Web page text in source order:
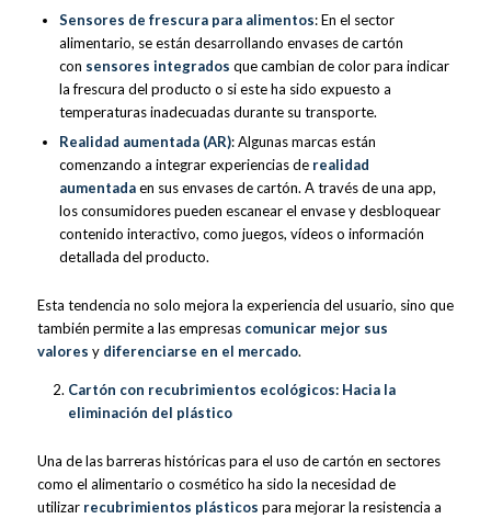
Sensores de frescura para alimentos: En el sector
alimentario, se están desarrollando envases de cartón
con sensores integrados que cambian de color para indicar
la frescura del producto o si este ha sido expuesto a
temperaturas inadecuadas durante su transporte.
Realidad aumentada (AR): Algunas marcas están
comenzando a integrar experiencias de realidad
aumentadaen sus envases de cartón. A través de una app,
los consumidores pueden escanear el envase y desbloquear
contenido interactivo, como juegos, vídeos o información
detallada del producto.
Esta tendencia no solo mejora la experiencia del usuario, sino que
también permite a las empresas comunicar mejor sus
valores y diferenciarse en el mercado.
Cartón con recubrimientos ecológicos: Hacia la
eliminación del plástico
Una de las barreras históricas para el uso de cartón en sectores
como el alimentario o cosmético ha sido la necesidad de
utilizar recubrimientos plásticos para mejorar la resistencia a